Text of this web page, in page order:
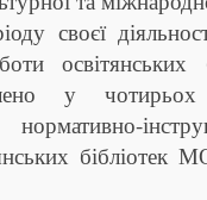
своєї
освітянських
у
нормативно-